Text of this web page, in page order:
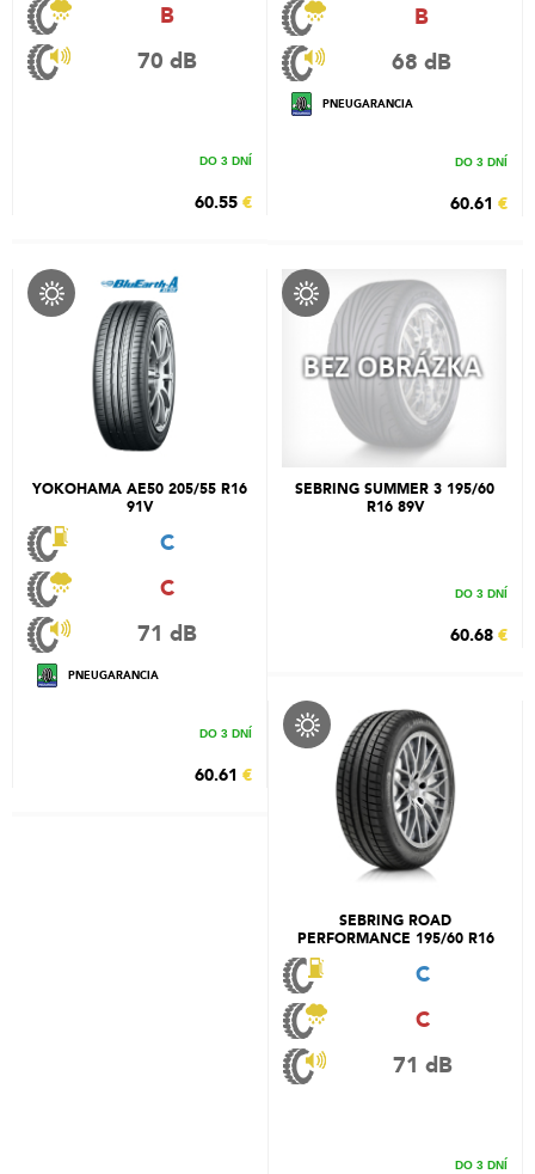
B
70 dB
DO 3 DNÍ
60.55 €
B
68 dB
PNEUGARANCIA
DO 3 DNÍ
60.61 €
YOKOHAMA AE50 205/55 R16
91V
C
C
71 dB
PNEUGARANCIA
DO 3 DNÍ
60.61 €
SEBRING SUMMER 3 195/60
R16 89V
DO 3 DNÍ
60.68 €
SEBRING ROAD
PERFORMANCE 195/60 R16
C
C
71 dB
DO 3 DNÍ